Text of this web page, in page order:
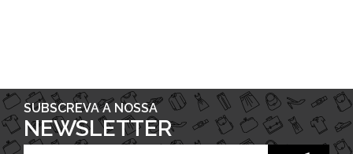
SUBSCREVA A NOSSA
NEWSLETTER